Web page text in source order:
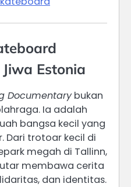
Estonia
Documentarybukan
Ia adalah
bangsa kecil yang
Dari trotoar kecil di
megah di Tallinn,
membawa cerita
dan identitas.